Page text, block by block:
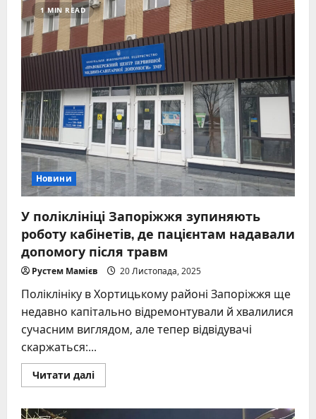
1 MIN READ
Новини
У поліклініці Запоріжжя зупиняють
роботу кабінетів, де пацієнтам надавали
допомогу після травм
Рустем Мамієв 20 Листопада, 2025
Поліклініку в Хортицькому районі Запоріжжя ще
недавно капітально відремонтували й хвалилися
сучасним виглядом, але тепер відвідувачі
скаржаться:...
Читати даліRead
more